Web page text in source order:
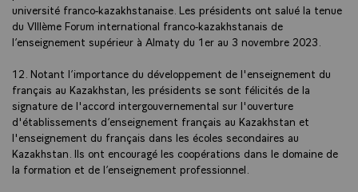
université franco-kazakhstanaise. Les présidents ont salué la tenue
du VIIIème Forum international franco-kazakhstanais de
l’enseignement supérieur à Almaty du 1er au 3 novembre 2023.
12. Notant l’importance du développement de l'enseignement du
français au Kazakhstan, les présidents se sont félicités de la
signature de l'accord intergouvernemental sur l'ouverture
d'établissements d’enseignement français au Kazakhstan et
l'enseignement du français dans les écoles secondaires au
Kazakhstan. Ils ont encouragé les coopérations dans le domaine de
la formation et de l’enseignement professionnel.